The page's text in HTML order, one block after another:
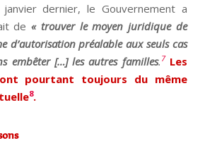
dernier, le Gouvernement a
de« trouver le moyen juridique de
d’autorisation préalable aux seuls cas
embêter […] les autres familles. 7 Les
pourtant toujours du même
8.